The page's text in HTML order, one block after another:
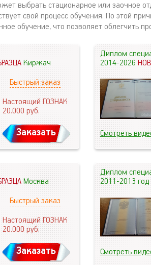
выбрать стационарное или заочное
свой процесс обучения. По этой
обучение, что позволяет облегчить
Киржач
Быстрый заказ
Настоящий ГОЗНАК
20.000руб.
Заказать
Диплом
2014-2026
Смотреть
Москва
Быстрый заказ
Настоящий ГОЗНАК
20.000руб.
Заказать
Диплом
2011-2013 год
Смотреть